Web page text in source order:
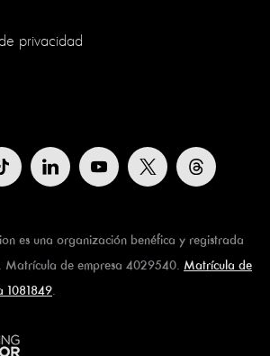
privacidad
es una organización benéfica y registrada
Matrícula de empresa 4029540. Matrícula de
1081849